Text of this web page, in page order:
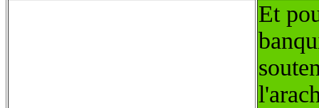
Et